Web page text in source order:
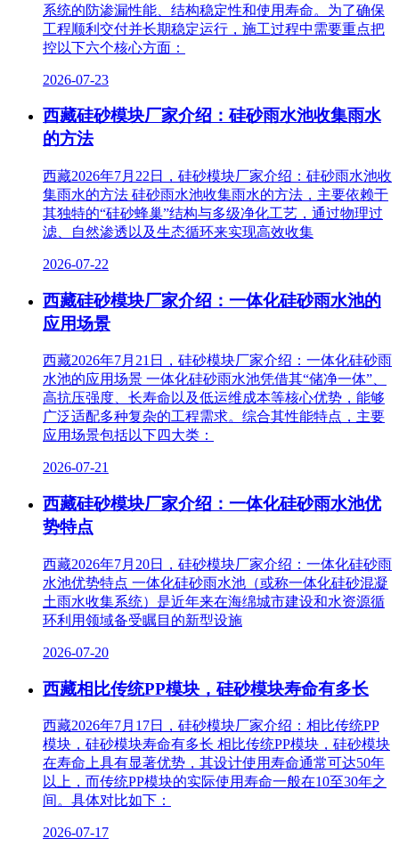
系统的防渗漏性能、结构稳定性和使用寿命。为了确保
工程顺利交付并长期稳定运行，施工过程中需要重点把
控以下六个核心方面：
2026-07-23
西藏硅砂模块厂家介绍：硅砂雨水池收集雨水
的方法
西藏2026年7月22日，硅砂模块厂家介绍：硅砂雨水池收
集雨水的方法 硅砂雨水池收集雨水的方法，主要依赖于
其独特的“硅砂蜂巢”结构与多级净化工艺，通过物理过
滤、自然渗透以及生态循环来实现高效收集
2026-07-22
西藏硅砂模块厂家介绍：一体化硅砂雨水池的
应用场景
西藏2026年7月21日，硅砂模块厂家介绍：一体化硅砂雨
水池的应用场景 一体化硅砂雨水池凭借其“储净一体”、
高抗压强度、长寿命以及低运维成本等核心优势，能够
广泛适配多种复杂的工程需求。综合其性能特点，主要
应用场景包括以下四大类：
2026-07-21
西藏硅砂模块厂家介绍：一体化硅砂雨水池优
势特点
西藏2026年7月20日，硅砂模块厂家介绍：一体化硅砂雨
水池优势特点 一体化硅砂雨水池（或称一体化硅砂混凝
土雨水收集系统）是近年来在海绵城市建设和水资源循
环利用领域备受瞩目的新型设施
2026-07-20
西藏相比传统PP模块，硅砂模块寿命有多长
西藏2026年7月17日，硅砂模块厂家介绍：相比传统PP
模块，硅砂模块寿命有多长 相比传统PP模块，硅砂模块
在寿命上具有显著优势，其设计使用寿命通常可达50年
以上，而传统PP模块的实际使用寿命一般在10至30年之
间。具体对比如下：
2026-07-17